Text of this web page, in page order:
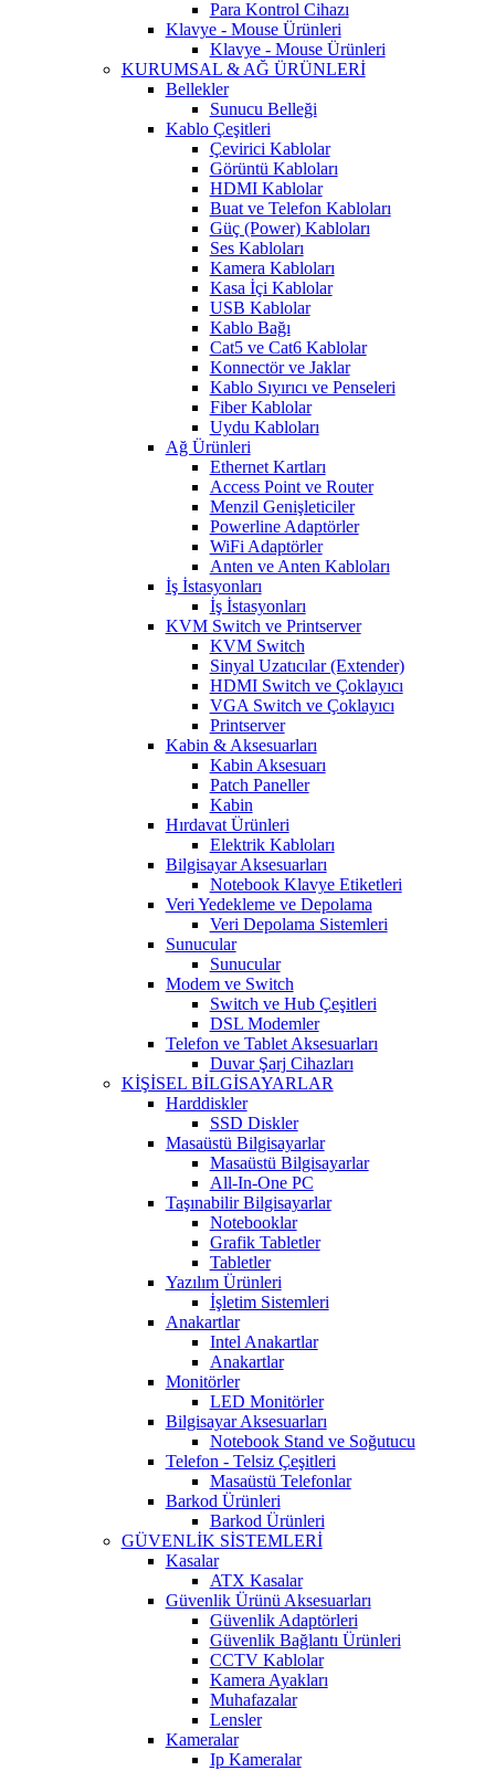
Para Kontrol Cihazı
Klavye - Mouse Ürünleri
Klavye - Mouse Ürünleri
KURUMSAL & AĞ ÜRÜNLERİ
Bellekler
Sunucu Belleği
Kablo Çeşitleri
Çevirici Kablolar
Görüntü Kabloları
HDMI Kablolar
Buat ve Telefon Kabloları
Güç (Power) Kabloları
Ses Kabloları
Kamera Kabloları
Kasa İçi Kablolar
USB Kablolar
Kablo Bağı
Cat5 ve Cat6 Kablolar
Konnectör ve Jaklar
Kablo Sıyırıcı ve Penseleri
Fiber Kablolar
Uydu Kabloları
Ağ Ürünleri
Ethernet Kartları
Access Point ve Router
Menzil Genişleticiler
Powerline Adaptörler
WiFi Adaptörler
Anten ve Anten Kabloları
İş İstasyonları
İş İstasyonları
KVM Switch ve Printserver
KVM Switch
Sinyal Uzatıcılar (Extender)
HDMI Switch ve Çoklayıcı
VGA Switch ve Çoklayıcı
Printserver
Kabin & Aksesuarları
Kabin Aksesuarı
Patch Paneller
Kabin
Hırdavat Ürünleri
Elektrik Kabloları
Bilgisayar Aksesuarları
Notebook Klavye Etiketleri
Veri Yedekleme ve Depolama
Veri Depolama Sistemleri
Sunucular
Sunucular
Modem ve Switch
Switch ve Hub Çeşitleri
DSL Modemler
Telefon ve Tablet Aksesuarları
Duvar Şarj Cihazları
KİŞİSEL BİLGİSAYARLAR
Harddiskler
SSD Diskler
Masaüstü Bilgisayarlar
Masaüstü Bilgisayarlar
All-In-One PC
Taşınabilir Bilgisayarlar
Notebooklar
Grafik Tabletler
Tabletler
Yazılım Ürünleri
İşletim Sistemleri
Anakartlar
Intel Anakartlar
Anakartlar
Monitörler
LED Monitörler
Bilgisayar Aksesuarları
Notebook Stand ve Soğutucu
Telefon - Telsiz Çeşitleri
Masaüstü Telefonlar
Barkod Ürünleri
Barkod Ürünleri
GÜVENLİK SİSTEMLERİ
Kasalar
ATX Kasalar
Güvenlik Ürünü Aksesuarları
Güvenlik Adaptörleri
Güvenlik Bağlantı Ürünleri
CCTV Kablolar
Kamera Ayakları
Muhafazalar
Lensler
Kameralar
Ip Kameralar